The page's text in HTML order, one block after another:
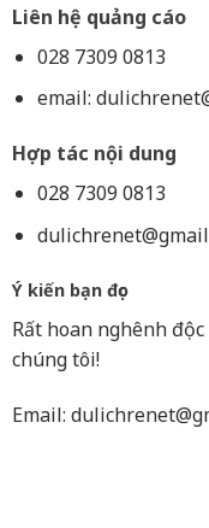
Liên hệ quảng cáo
028 7309 0813
email:
Hợp tác nội dung
028 7309 0813
Ý kiến bạn đọc
Rất hoan nghênh
chúng tôi!
Email: